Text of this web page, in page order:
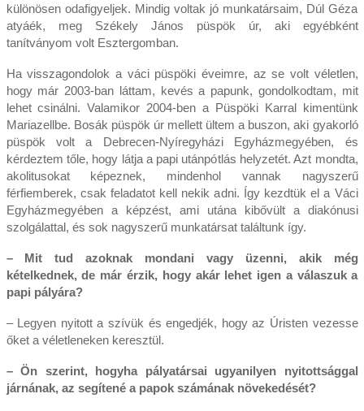
különösen odafigyeljek. Mindig voltak jó munkatársaim, Dúl Géza
atyáék, meg Székely János püspök úr, aki egyébként
tanítványom volt Esztergomban.
Ha visszagondolok a váci püspöki éveimre, az se volt véletlen,
hogy már 2003-ban láttam, kevés a papunk, gondolkodtam, mit
lehet csinálni. Valamikor 2004-ben a Püspöki Karral kimentünk
Mariazellbe. Bosák püspök úr mellett ültem a buszon, aki gyakorló
püspök volt a Debrecen-Nyíregyházi Egyházmegyében, és
kérdeztem tőle, hogy látja a papi utánpótlás helyzetét. Azt mondta,
akolitusokat képeznek, mindenhol vannak nagyszerű
férfiemberek, csak feladatot kell nekik adni. Így kezdtük el a Váci
Egyházmegyében a képzést, ami utána kibővült a diakónusi
szolgálattal, és sok nagyszerű munkatársat találtunk így.
– Mit tud azoknak mondani vagy üzenni, akik még
kételkednek, de már érzik, hogy akár lehet igen a válaszuk a
papi pályára?
– Legyen nyitott a szívük és engedjék, hogy az Úristen vezesse
őket a véletleneken keresztül.
– Ön szerint, hogyha pályatársai ugyanilyen nyitottsággal
járnának, az segítené a papok számának növekedését?